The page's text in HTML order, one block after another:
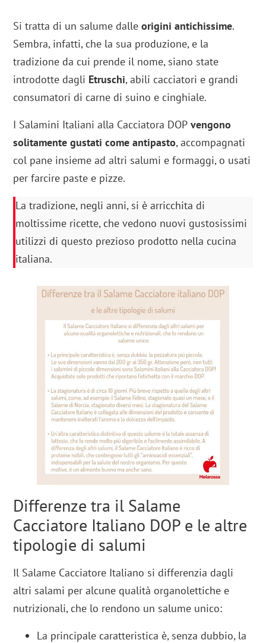
Si tratta di un salume dalleorigini antichissime.
Sembra, infatti, che la sua produzione, e la
tradizione da cui prende il nome, siano state
introdotte dagli Etruschi, abili cacciatori e grandi
consumatori di carne di suino e cinghiale.
I Salamini Italiani alla Cacciatora DOP vengono
solitamente gustati come antipasto, accompagnati
col pane insieme ad altri salumi e formaggi, o usati
per farcire paste e pizze.
La tradizione, negli anni, si è arricchita di
moltissime ricette, che vedono nuovi gustosissimi
utilizzi di questo prezioso prodotto nella cucina
italiana.
Differenze tra il Salame
Cacciatore Italiano DOP e le altre
tipologie di salumi
Il Salame Cacciatore Italiano si differenzia dagli
altri salami per alcune qualità organolettiche e
nutrizionali, che lo rendono un salume unico:
La principale caratteristica è, senza dubbio, la